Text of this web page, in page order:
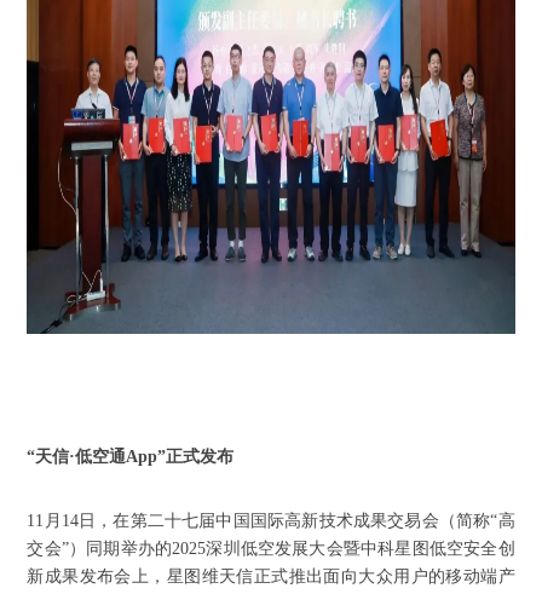
“天信·低空通App”正式发布
11月14日，在第二十七届中国国际高新技术成果交易会（简称“高
交会”）同期举办的2025深圳低空发展大会暨中科星图低空安全创
新成果发布会上，星图维天信正式推出面向大众用户的移动端产